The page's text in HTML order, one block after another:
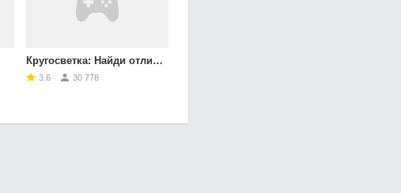
Кругосветка: Найди отличия
3.6 30 778